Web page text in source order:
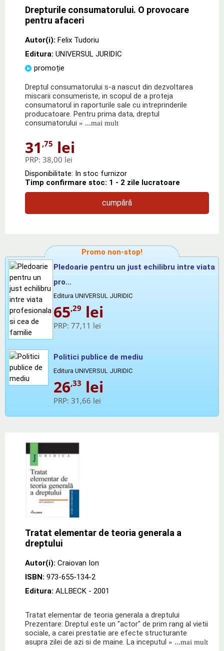
Drepturile consumatorului. O provocare
pentru afaceri
Autor(i): Felix Tudoriu
Editura: UNIVERSUL JURIDIC
promoție
Dreptul consumatorului s-a nascut din dezvoltarea
miscarii consumeriste, in scopul de a proteja
consumatorul in raporturile sale cu intreprinderile
producatoare. Pentru prima data, dreptul
consumatorului » ...mai mult
31 ,75 lei
PRP: 38,00 lei
Disponibilitate: In stoc furnizor
Timp confirmare stoc: 1 - 2 zile lucratoare
cumpără
Promo non-stop!
Pledoarie pentru un just echilibru intre viata
pro...
Editura UNIVERSUL JURIDIC
65,29 lei
PRP: 77,11 lei
Politici publice de mediu
Editura UNIVERSUL JURIDIC
26,33 lei
PRP: 31,66 lei
Tratat elementar de teoria generala a
dreptului
Autor(i): Craiovan Ion
ISBN: 973-655-134-2
Editura: ALLBECK - 2001
Tratat elementar de teoria generala a dreptului
Prezentare: Dreptul este un "actor" de prim rang al vietii
sociale, a carei prestatie are efecte structurante
asupra zilei de azi si de maine. La inceputul » ...mai mult